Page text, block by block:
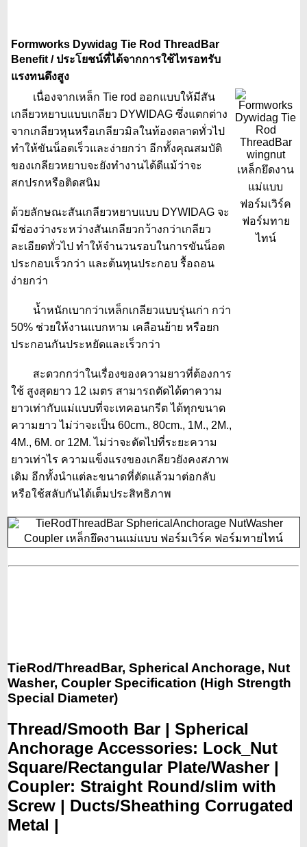
Formworks Dywidag Tie Rod ThreadBar
Benefit / ประโยชน์ที่ได้จากการใช้ไทรอทรับ
แรงทนดึงสูง
เนื่องจากเหล็ก Tie rod ออกแบบให้มีสัน
เกลียวหยาบแบบเกลียว DYWIDAG ซึ่งแตกต่าง
จากเกลียวหุนหรือเกลียวมิลในท้องตลาดทั่วไป
ทำให้ขันน็อตเร็วและง่ายกว่า อีกทั้งคุณสมบัติ
ของเกลียวหยาบจะยังทำงานได้ดีแม้ว่าจะ
สกปรกหรือติดสนิม
ด้วยลักษณะสันเกลียวหยาบแบบ DYWIDAG จะ
มีช่องว่างระหว่างสันเกลียวกว้างกว่าเกลียว
ละเอียดทั่วไป ทำให้จำนวนรอบในการขันน็อต
ประกอบเร็วกว่า และต้นทุนประกอบ รื้อถอน
ง่ายกว่า
น้ำหนักเบากว่าเหล็กเกลียวแบบรุ่นเก่า กว่า
50% ช่วยให้งานแบกหาม เคลือนย้าย หรือยก
ประกอนกันประหยัดและเร็วกว่า
สะดวกกว่าในเรื่องของความยาวที่ต้องการ
ใช้ สูงสุดยาว 12 เมตร สามารถตัดได้ตาความ
ยาวเท่ากับแม่แบบที่จะเทคอนกรีต ได้ทุกขนาด
ความยาว ไม่ว่าจะเป็น 60cm., 80cm., 1M., 2M.,
4M., 6M. or 12M. ไม่ว่าจะตัดไปที่ระยะความ
ยาวเท่าไร ความแข็งแรงของเกลียวยังคงสภาพ
เดิม อีกทั้งนำแต่ละขนาดที่ตัดแล้วมาต่อกลับ
หรือใช้สลับกันได้เต็มประสิทธิภาพ
TieRod/ThreadBar, Spherical Anchorage, Nut
Washer, Coupler Specification (High Strength
Special Diameter)
Thread/Smooth Bar | Spherical
Anchorage Accessories: Lock_Nut
Square/Rectangular Plate/Washer |
Coupler: Straight Round/slim with
Screw | Ducts/Sheathing Corrugated
Metal |